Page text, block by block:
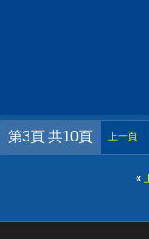
第3頁 共10頁 上一頁
«